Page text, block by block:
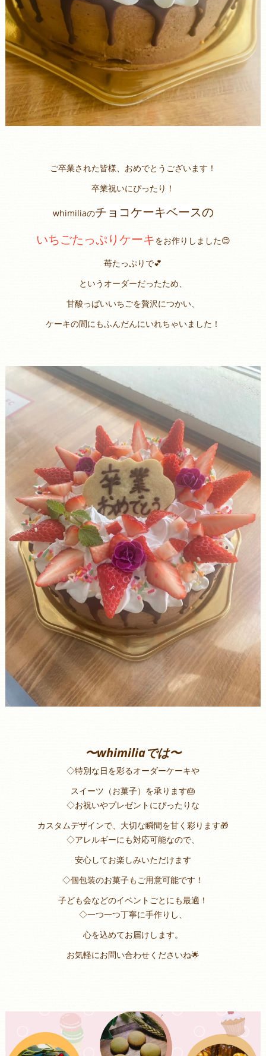
ご卒業された皆様、おめでとうございます！
卒業祝いにぴったり！
whimiliaのチョコケーキベースの
いちごたっぷりケーキをお作りしました😊
苺たっぷりで💕
というオーダーだったため、
甘酸っぱいいちごを贅沢につかい、
ケーキの間にもふんだんにいれちゃいました！
〜whimiliaでは〜
◇特別な日を彩るオーダーケーキや
スイーツ（お菓子）を承ります🎂
◇お祝いやプレゼントにぴったりな
カスタムデザインで、大切な瞬間を甘く彩ります🎁
◇アレルギーにも対応可能なので、
安心してお楽しみいただけます
◇個包装のお菓子もご用意可能です！
子ども会などのイベントごとにも最適！
◇一つ一つ丁寧に手作りし、
心を込めてお届けします。
お気軽にお問い合わせくださいね🌟